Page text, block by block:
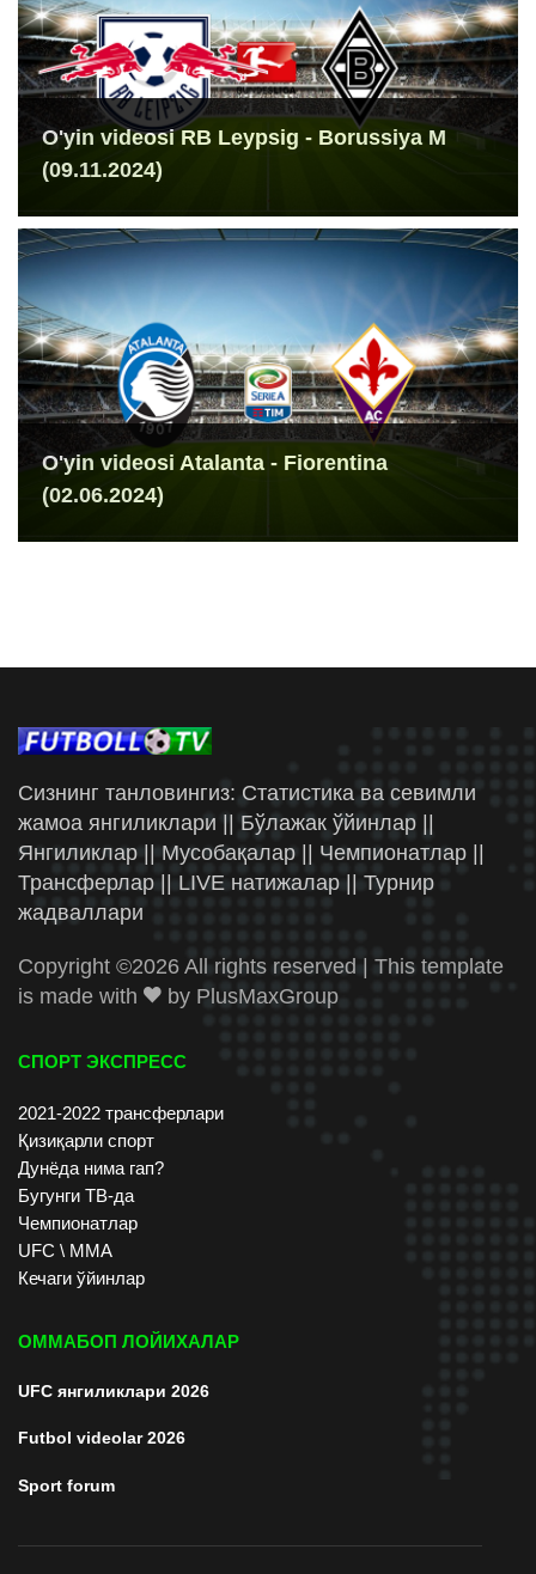
O'yin videosi RB Leypsig - Borussiya M
(09.11.2024)
O'yin videosi Atalanta - Fiorentina
(02.06.2024)
Сизнинг танловингиз: Статистика ва севимли
жамоа янгиликлари || Бўлажак ўйинлар ||
Янгиликлар || Мусобақалар || Чемпионатлар ||
Трансферлар || LIVE натижалар || Турнир
жадваллари
Copyright ©2026 All rights reserved | This template
is made with
by PlusMaxGroup
СПОРТ ЭКСПРЕСС
2021-2022 трансферлари
Қизиқарли спорт
Дунёда нима гап?
Бугунги ТВ-да
Чемпионатлар
UFC \ ММА
Кечаги ўйинлар
ОММАБОП ЛОЙИХАЛАР
UFC янгиликлари 2026
Futbol videolar 2026
Sport forum